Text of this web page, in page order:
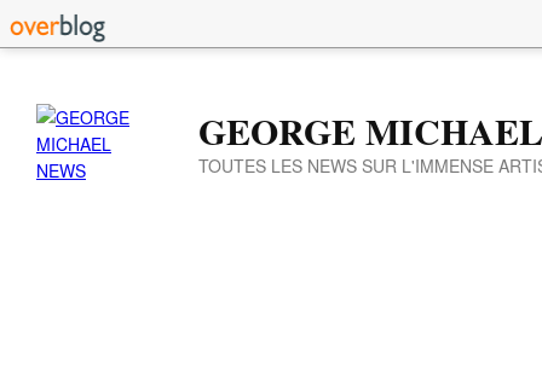
GEORGE
TOUTES LES NEWS SUR L'IMMENSE